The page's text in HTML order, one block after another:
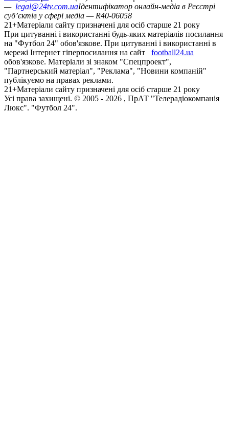
— legal@24tv.com.uaІдентифікатор онлайн-медіа в Реєстрі
суб’єктів у сфері медіа — R40-06058
21+Матеріали сайту призначені для осіб старше 21 року
При цитуванні і використанні будь-яких матеріалів посилання
на "Футбол 24" обов'язкове. При цитуванні і використанні в
мережі Інтернет гіперпосилання на сайт
football24.ua
обов'язкове. Матеріали зі знаком "Спецпроект",
"Партнерський матеріал", "Реклама", "Новини компаній"
публікуємо на правах реклами.
21+Матеріали сайту призначені для осіб старше 21 року
Усi права захищенi. © 2005 - 2026 , ПрАТ "Телерадіокомпанія
Люкс". "Футбол 24".